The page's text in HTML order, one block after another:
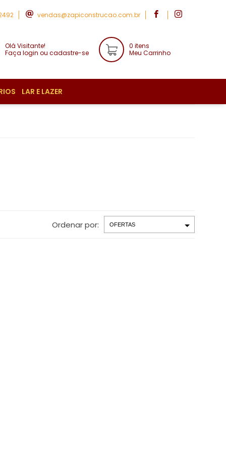
vendas@zapiconstrucao.com.br
Olá Visitante!
Faça login ou cadastre-se
0 itens
Meu Carrinho
LAR E LAZER
Ordenar por: